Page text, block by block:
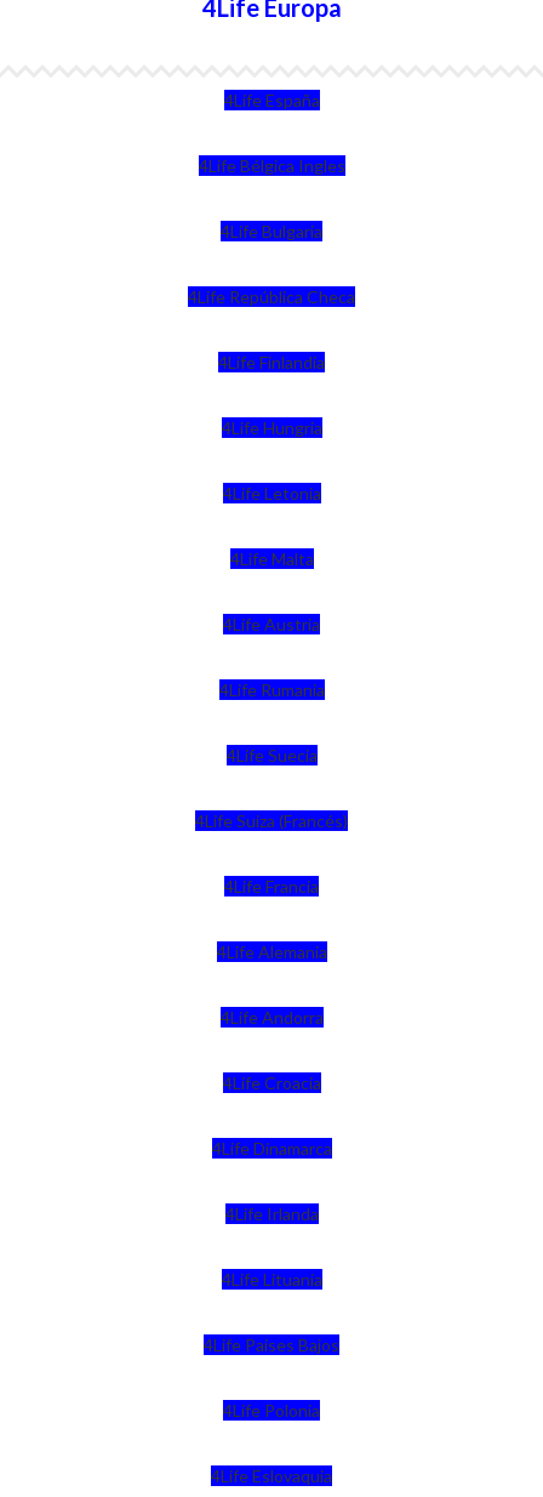
4Life Europa
4Life España
4Life Bélgica Ingles
4Life Bulgaria
4Life República Checa
4Life Finlandia
4Life Hungria
4Life Letonia
4Life Malta
4Life Austria
4Life Rumania
4Life Suecia
4Life Suiza (Francés)
4Life Francia
4Life Alemania
4Life Andorra
4Life Croacia
4Life Dinamarca
4Life Irlanda
4Life Lituania
4Life Paises Bajos
4Life Polonia
4Life Eslovaquia